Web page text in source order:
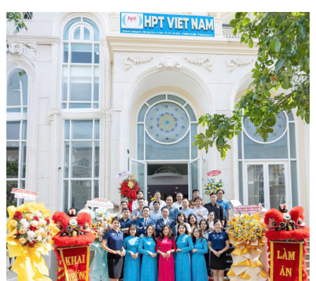
Giải Pháp Thiết
Bị Ngành May
Mặc - Giày Da
Giải Pháp Thiết
Bị Ngành Linh
Kiện Điện Tử
Giải Pháp Thiết
Bị Ngành Giáo
Dục
Giải Pháp Thiết
Bị Ngành Bán
Lẻ - Retail
Giải Pháp
Chuyên Dụng
Ngành Công An
- Quân Đội
Giải Pháp Bãi
Giữ Xe Thông
Minh
Sản Phẩm